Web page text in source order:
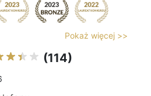
Pokaż więcej >>
(114)